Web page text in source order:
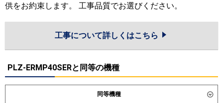
供をお約束します。 工事品質でお選びください。
工事について詳しくはこちら
PLZ-ERMP40SERと同等の機種
同等機種